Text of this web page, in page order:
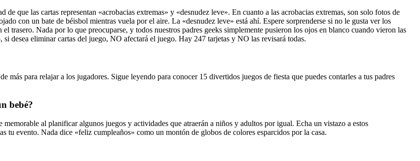
que las cartas representan «acrobacias extremas» y «desnudez leve». En cuanto a las acrobacias extremas, son solo fotos de
con un bate de béisbol mientras vuela por el aire. La «desnudez leve» está ahí. Espere sorprenderse si no le gusta ver los
trasero. Nada por lo que preocuparse, y todos nuestros padres geeks simplemente pusieron los ojos en blanco cuando vieron las
desea eliminar cartas del juego, NO afectará el juego. Hay 247 tarjetas y NO las revisará todas.
más para relajar a los jugadores. Sigue leyendo para conocer 15 divertidos juegos de fiesta que puedes contarles a tus padres
bebé?
memorable al planificar algunos juegos y actividades que atraerán a niños y adultos por igual. Echa un vistazo a estos
tu evento. Nada dice «feliz cumpleaños» como un montón de globos de colores esparcidos por la casa.